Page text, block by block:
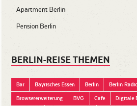
Apartment Berlin
Pension Berlin
BERLIN-REISE THEMEN
Bar Bayrisches Essen Berlin Berlin
Browsererweiterung
BVG Cafe
Digitale